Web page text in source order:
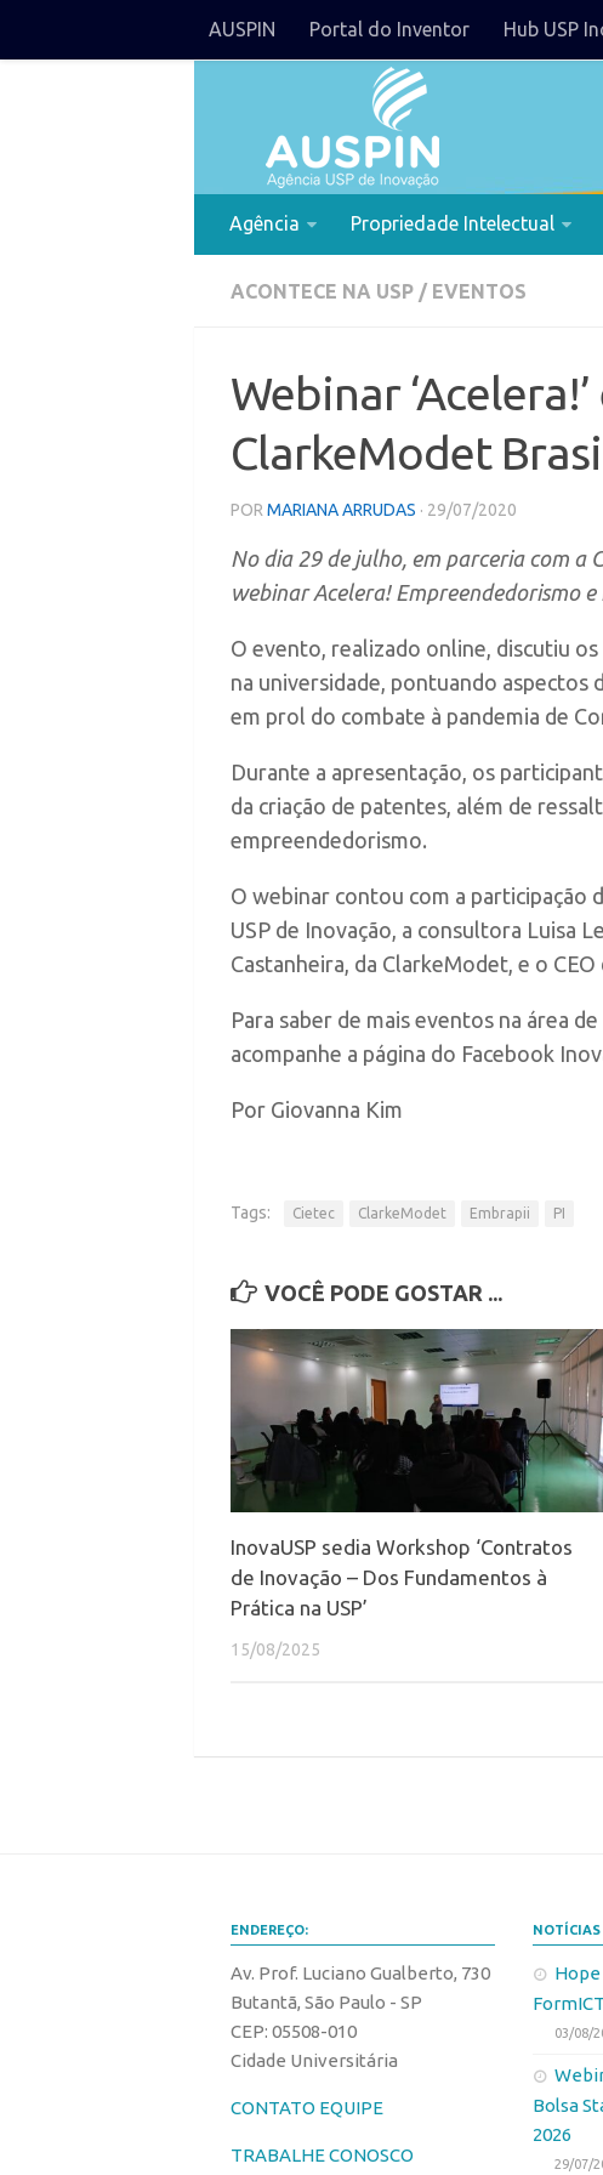
AUSPIN Portal do Inventor Hub USP
Agência Propriedade Intelectual
ACONTECE NA USP / EVENTOS
Webinar
ClarkeModet
POR MARIANA ARRUDAS · 29/07/2020
No dia 29 de julho, em parceria com a
webinarAcelera! Empreendedorismo
O evento, realizado online, discutiu
na universidade, pontuando
em prol do combate à pandemia de
Durante a apresentação, os
da criação de patentes, além de
empreendedorismo.
O webinar contou com a participação
USP de Inovação, a consultora Luisa
Castanheira, da ClarkeModet, e o CEO
Para saber de mais eventos na área
acompanhe a página do Facebook
Por Giovanna Kim
Tags: Cietec ClarkeModet Embrapii PI
VOCÊ PODE GOSTAR ...
InovaUSP sedia Workshop ‘Contratos
de Inovação – Dos Fundamentos à
Prática na USP’
15/08/2025
ENDEREÇO:
Av. Prof. Luciano Gualberto, 730
Butantã, São Paulo - SP
CEP: 05508-010
Cidade Universitária
CONTATO EQUIPE
TRABALHE CONOSCO
NOTÍCIAS
03/08/
Bolsa
2026
29/07/